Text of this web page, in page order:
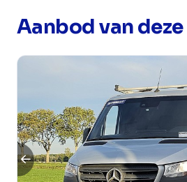
Aanbod van